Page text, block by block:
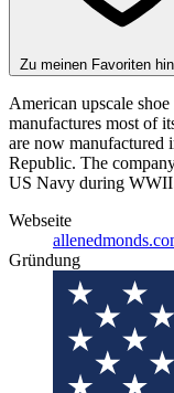
Zu meinen Favoriten
American upscale
manufactures most of
are now manufactured
Republic. The
US Navy during
Webseite
Gründung